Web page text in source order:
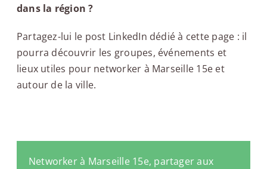
dans la région ?
Partagez-lui le post LinkedIn dédié à cette page : il
pourra découvrir les groupes, événements et
lieux utiles pour networker à Marseille 15e et
autour de la ville.
Networker à Marseille 15e, partager aux